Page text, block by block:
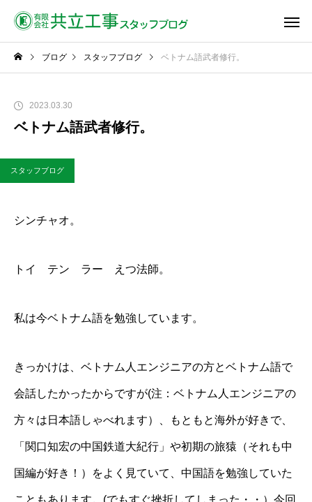
ブログ スタッフブログ ベトナム語武者修行。
2023.03.30
ベトナム語武者修行。
スタッフブログ
シンチャオ。
トイ テン ラー えつ法師。
私は今ベトナム語を勉強しています。
きっかけは、ベトナム人エンジニアの方とベトナム語で
会話したかったからですが(注：ベトナム人エンジニアの
方々は日本語しゃべれます）、もともと海外が好きで、
「関口知宏の中国鉄道大紀行」や初期の旅猿（それも中
国編が好き！）をよく見ていて、中国語を勉強していた
こともあります。(でもすぐ挫折してしまった・・）今回